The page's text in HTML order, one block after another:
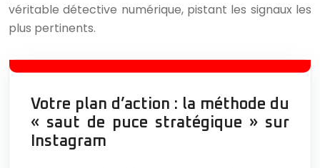
véritable détective numérique, pistant les signaux les
plus pertinents.
Votre plan d’action : la méthode du
« saut de puce stratégique » sur
Instagram